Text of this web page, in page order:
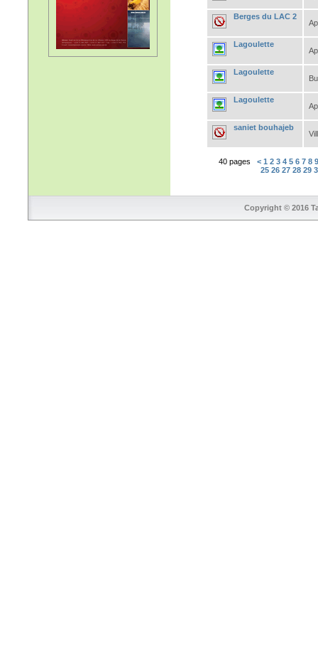
Berges du LAC 2
Lagoulette
Lagoulette
Lagoulette
saniet bouhajeb
40 pages < 1 2 3 4 5 6 7 8
25 26 27 28 29
Copyright © 2016